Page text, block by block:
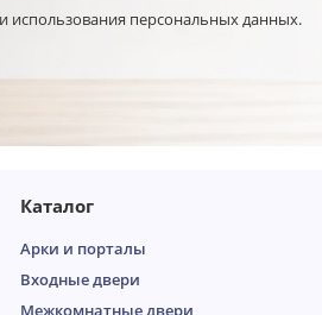
использования персональных данных.
Каталог
Арки и порталы
Входные двери
Межкомнатные двери